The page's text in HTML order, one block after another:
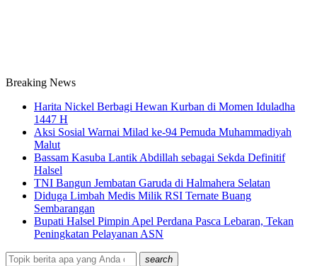
Breaking News
Harita Nickel Berbagi Hewan Kurban di Momen Iduladha
1447 H
Aksi Sosial Warnai Milad ke-94 Pemuda Muhammadiyah
Malut
Bassam Kasuba Lantik Abdillah sebagai Sekda Definitif
Halsel
TNI Bangun Jembatan Garuda di Halmahera Selatan
Diduga Limbah Medis Milik RSI Ternate Buang
Sembarangan
Bupati Halsel Pimpin Apel Perdana Pasca Lebaran, Tekan
Peningkatan Pelayanan ASN
search